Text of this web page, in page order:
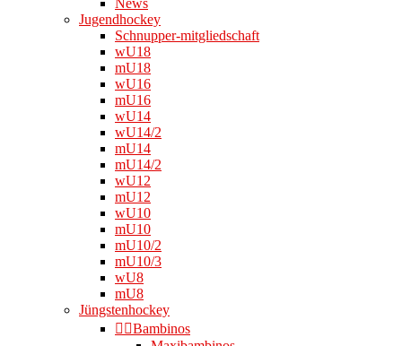
News
Jugendhockey
Schnupper-mitgliedschaft
wU18
mU18
wU16
mU16
wU14
wU14/2
mU14
mU14/2
wU12
mU12
wU10
mU10
mU10/2
mU10/3
wU8
mU8
Jüngstenhockey
👉🏻Bambinos